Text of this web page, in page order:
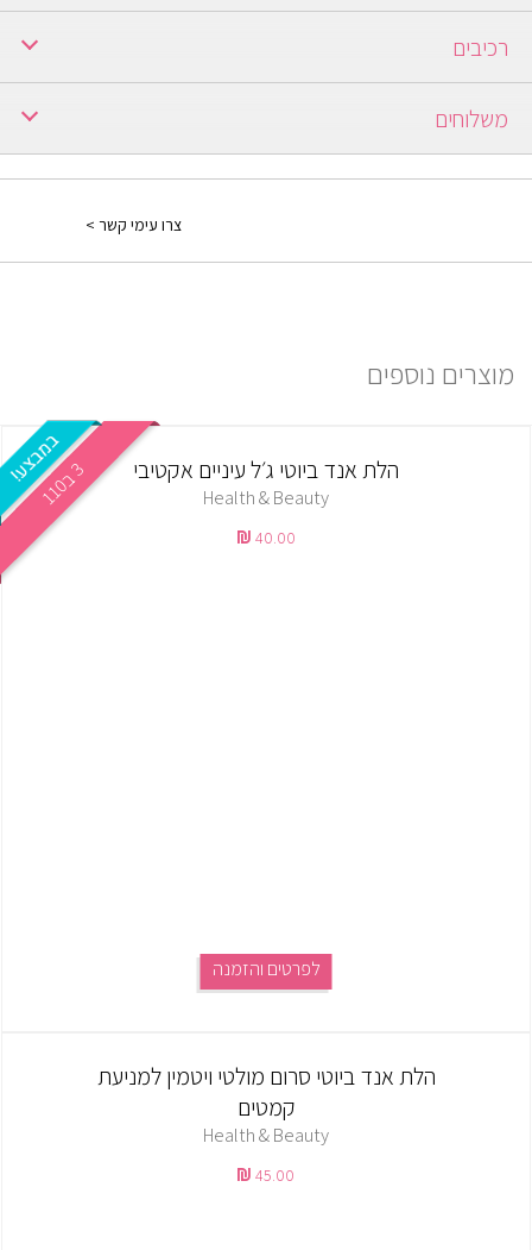
לספיגה
רכיבים
Aloe Vera,Olive Oil & Honey,Chamomile,Carrot,Calendulaמשלוחים
1) משלוח עד הבית: בתוספת תשלום של 30 ₪ ולוקח עד 7 ימים ממועד
אישור ההזמנה.
צרו עימי קשר >
מוצרים נוספים
3
ב
1
1
0 הלת אנד ביוטי ג׳ל עיניים אקטיבי
Health & Beauty
40.00
לפרטים והזמנה
הלת אנד ביוטי סרום מולטי ויטמין למניעת
קמטים
Health & Beauty
45.00